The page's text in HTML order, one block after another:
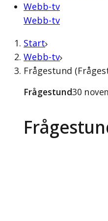
Webb-tv
Webb-tv
Start
Webb-tv
Frågestund
Frågestund30